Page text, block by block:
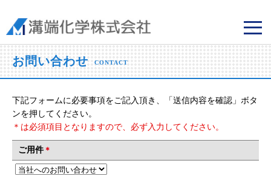
溝端化学株式会社
お問い合わせ CONTACT
下記フォームに必要事項をご記入頂き、「送信内容を確認」ボタ
ンを押してください。
＊は必須項目となりますので、必ず入力してください。
ご用件 ＊